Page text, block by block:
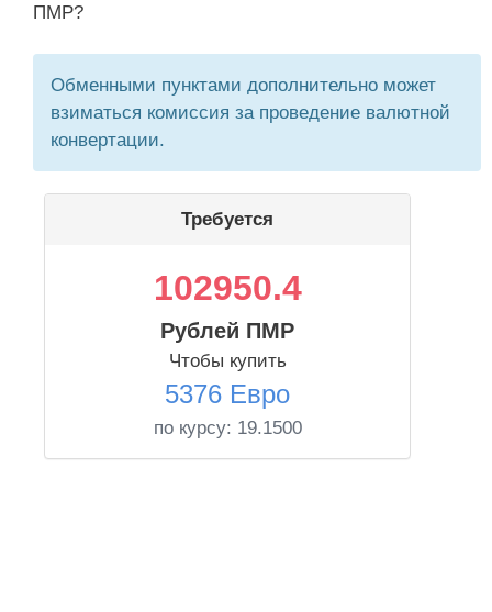
ПМР?
Обменными пунктами дополнительно может
взиматься комиссия за проведение валютной
конвертации.
Требуется
102950.4
Рублей ПМР
Чтобы купить
5376 Евро
по курсу: 19.1500